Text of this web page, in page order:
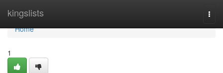
kingslists
Home
Home
1